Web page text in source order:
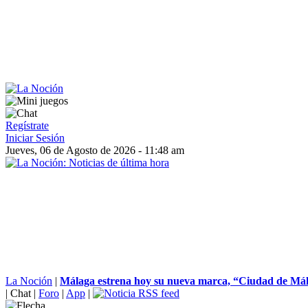
Regístrate
Iniciar Sesión
Jueves, 06 de Agosto de 2026 - 11:48 am
La Noción | Málaga estrena hoy su nueva marca, “Ciudad de
| Chat | Foro | App |